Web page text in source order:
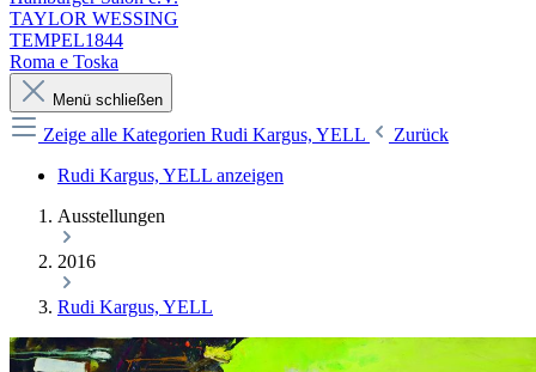
TAYLOR WESSING
TEMPEL1844
Roma e Toska
Menü schließen
Zeige alle Kategorien Rudi Kargus, YELL
Zurück
Rudi Kargus, YELL anzeigen
Ausstellungen
2016
Rudi Kargus, YELL